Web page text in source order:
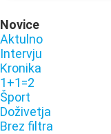
Novice
Aktulno
Intervju
Kronika
1+1=2
Šport
Doživetja
Brez filtra